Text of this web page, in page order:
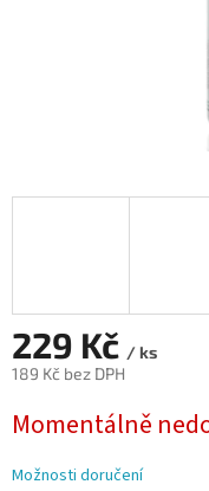
229 Kč / ks
189 Kč bez DPH
cena:
Momentálně
Možnosti doručení